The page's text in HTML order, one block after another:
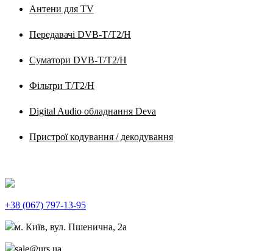
Антени для TV
Передавачі DVB-T/T2/H
Суматори DVB-T/T2/H
Фільтри T/T2/H
Digital Audio обладнання Deva
Пристрої кодування / декодування
+38 (067) 797-13-95
м. Київ, вул. Пшенична, 2а